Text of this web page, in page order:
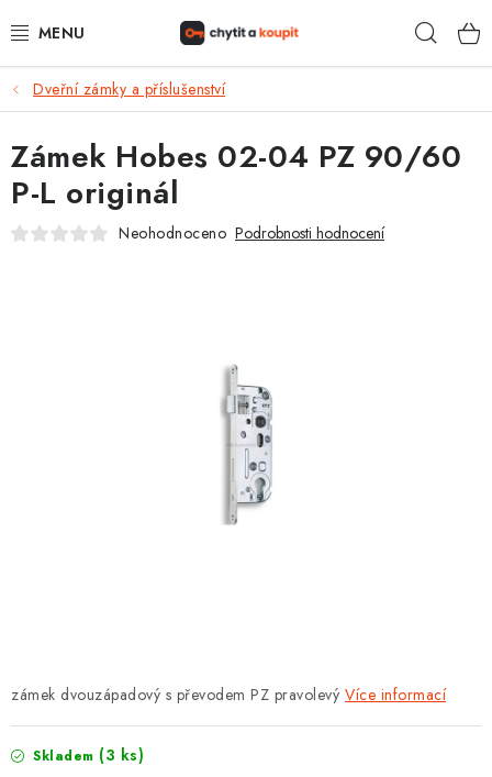
na
DŮM, BYT, ZAHRADA
ZÁMEČNICTVÍ - ZABEZPEČENÍ
KANCELÁŘ
PROTIPOŽÁRNÍ BATERIOVÉ TREZORY NA LITHIOVÉ
NAŠE VÝHODY
REFERENCE
Dveřní zámky a příslušenství
zámek dvouzápadový s převodem PZ pravolevý Více informací
Skladem (3 ks)
Zámek Hobes 02-04 PZ 90/60
P-L originál
Neohodnoceno Podrobnosti hodnocení